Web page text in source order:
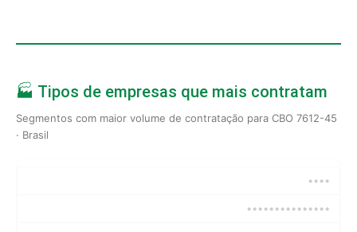
🏭 Tipos de empresas que mais contratam
Segmentos com maior volume de contratação para CBO 7612-45
· Brasil
••••
•••••••••••••••